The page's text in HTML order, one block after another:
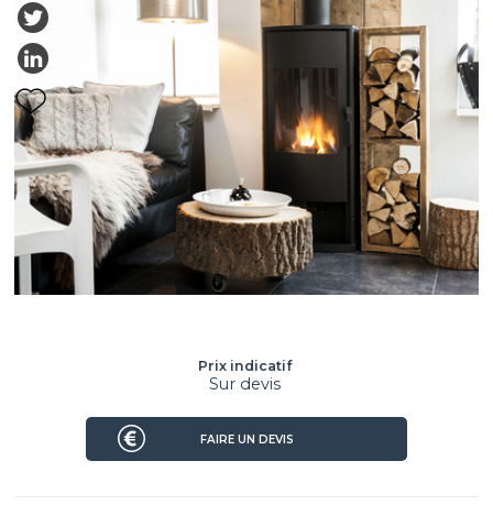
Prix indicatif
Sur devis
FAIRE UN DEVIS